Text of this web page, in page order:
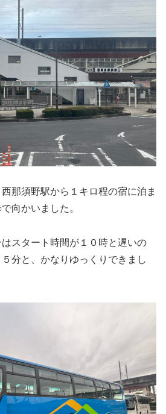
那須野駅から１キロ程の宿に泊ま
向かいました。
スタート時間が１０時と遅いの
分と、かなりゆっくりできまし